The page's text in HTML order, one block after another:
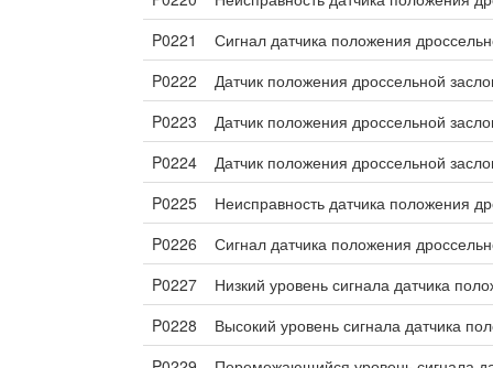
P0221
Сигнал датчика положения
P0222
Датчик положения дроссельной
P0223
Датчик положения дроссельной
P0224
Датчик положения дроссельной
P0225
Неисправность датчика положения
P0226
Сигнал датчика положения
P0227
Низкий уровень сигнала датчика
P0228
Высокий уровень сигнала датчика